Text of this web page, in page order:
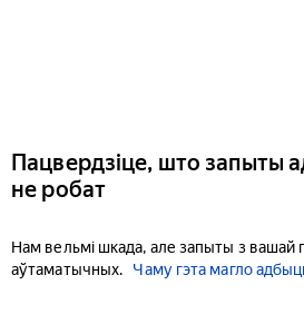
Пацвердзіце, што запыты
не робат
Нам вельмі шкада, але запыты з
аўтаматычных.
Чаму гэта магло